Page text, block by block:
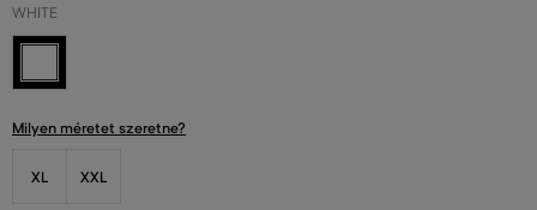
WHITE
Milyen méretet szeretne?
XL XXL